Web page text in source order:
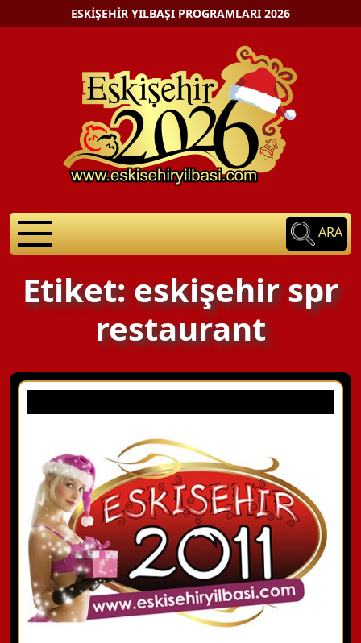
ESKIŞEHIR YILBAŞI PROGRAMLARI 2026
ARA
Etiket: eskişehir spr
restaurant